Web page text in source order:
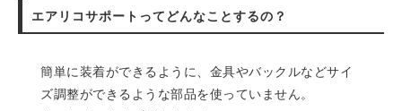
エアリコサポートってどんなことするの？
簡単に装着ができるように、金具やバックルなどサイ
ズ調整ができるような部品を使っていません。